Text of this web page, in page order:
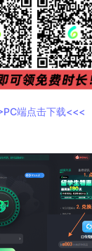
端点击下载<<<